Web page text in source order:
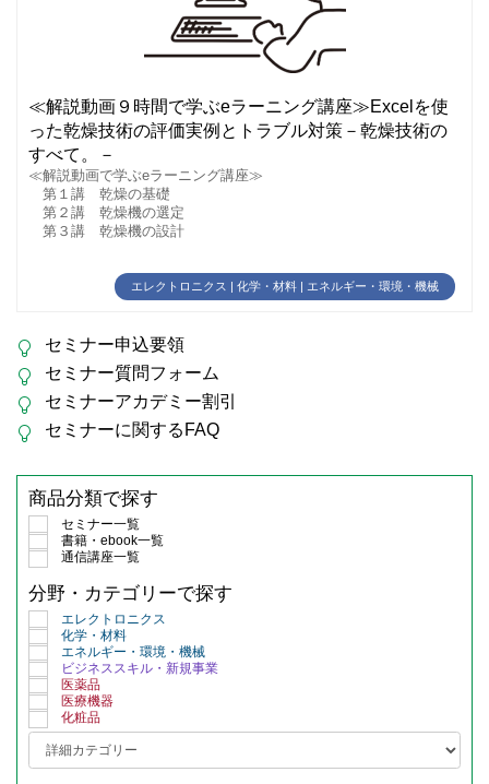
≪解説動画９時間で学ぶeラーニング講座≫Excelを使
った乾燥技術の評価実例とトラブル対策－乾燥技術の
すべて。－
≪解説動画で学ぶeラーニング講座≫
第１講 乾燥の基礎
第２講 乾燥機の選定
第３講 乾燥機の設計
エレクトロニクス | 化学・材料 | エネルギー・環境・機械
セミナー申込要領
セミナー質問フォーム
セミナーアカデミー割引
セミナーに関するFAQ
商品分類で探す
セミナー一覧
書籍・ebook一覧
通信講座一覧
分野・カテゴリーで探す
エレクトロニクス
化学・材料
エネルギー・環境・機械
ビジネススキル・新規事業
医薬品
医療機器
化粧品